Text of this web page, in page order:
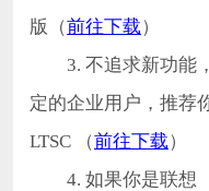
版（前往下载）
3. 不追求新功能，
定的企业用户，推荐
LTSC （前往下载）
4. 如果你是联想